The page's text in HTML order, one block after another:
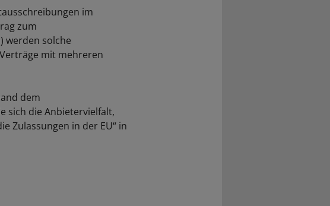
im
zum
werden solche
mit mehreren
dem
sich die Anbietervielfalt,
Zulassungen in der EU“ in